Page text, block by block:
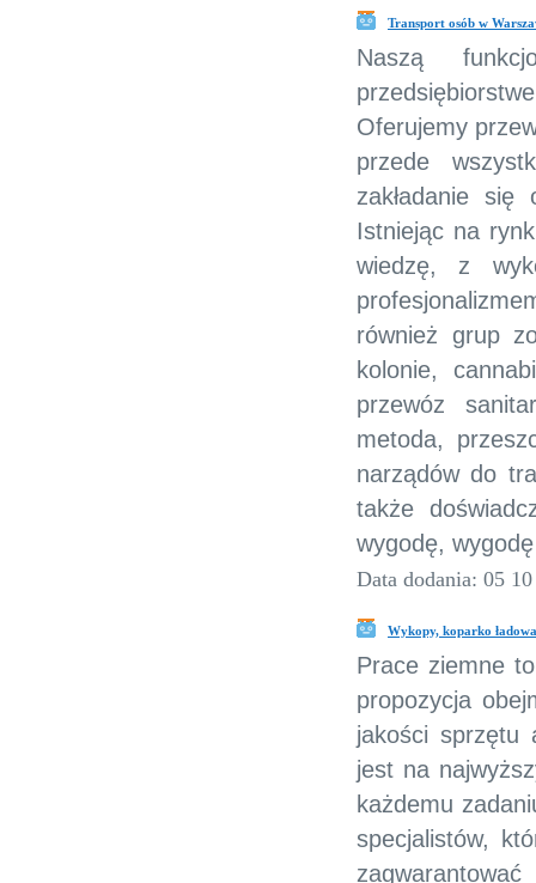
Transport osób w
Naszą
Oferujemy
przede
zakładanie
Istniejąc na
wiedzę, z
również grup
kolonie,
przewóz
metoda,
narządów do
także
wygodę,
Data dodania: 05
Wykopy, koparko
Prace ziemne
propozycja
jakości sprzętu
jest na
każdemu
specjalistów,